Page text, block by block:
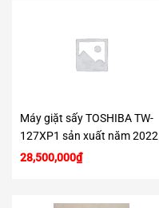
Máy giặt sấy TOSHIBA TW-
127XP1 sản xuất năm 2022
28,500,000₫